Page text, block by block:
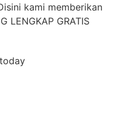
kami memberikan
LENGKAP GRATIS